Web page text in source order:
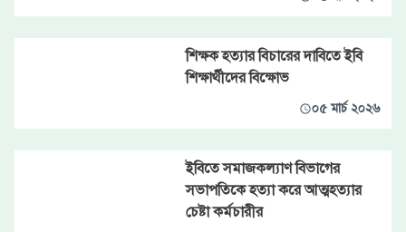
শিক্ষক হত্যার বিচারের দাবিতে ইবি
শিক্ষার্থীদের বিক্ষোভ
০৫ মার্চ ২০২৬
ইবিতে সমাজকল্যাণ বিভাগের
সভাপতিকে হত্যা করে আত্মহত্যার
চেষ্টা কর্মচারীর